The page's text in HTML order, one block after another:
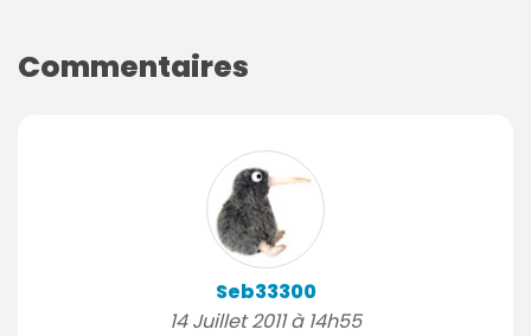
Commentaires
Seb33300
14 Juillet 2011 à 14h55